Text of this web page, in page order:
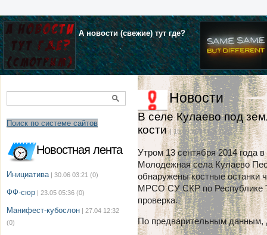
А новости (свежие) тут где?
Поиск по системе сайтов
Новостная лента
Инициатива | 30.06 03:21 (0)
ФФ-сюр | 23.05 05:36 (0)
Манифест-кубослон | 27.04 12:32
(0)
Новости
В селе Кулаево под
кости| 15.09.2014 г. в 15:15
Утром 13 сентября 2014 года
Молодежная села Кулаево
обнаружены костные останки
МРСО СУ СКР по Республике
проверка.
По предварительным данным,